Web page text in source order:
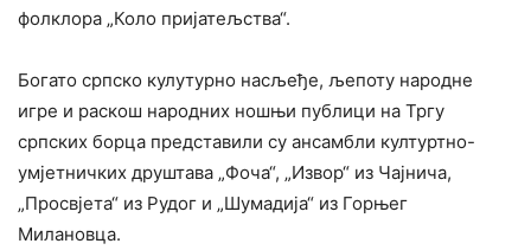
фолклора „Коло пријатељства“.
Богато српско кулутурно насљеђе, љепоту народне
игре и раскош народних ношњи публици на Тргу
српских борца представили су ансамбли културтно-
умјетничких друштава „Фоча“, „Извор“ из Чајнича,
„Просвјета“ из Рудог и „Шумадија“ из Горњег
Милановца.